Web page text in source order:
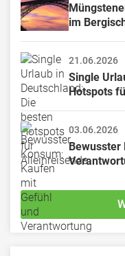
im
21.06.2026
Single
Hotspots
03.06.2026
Bewusster